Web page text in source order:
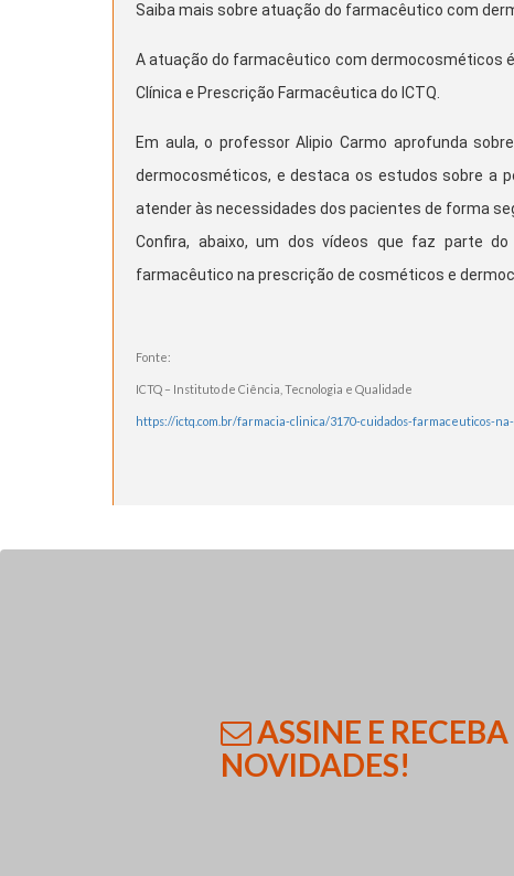
Saiba mais sobre atuação do farmacêutico com
A atuação do farmacêutico com dermocosméticos
Clínica e Prescrição Farmacêutica do ICTQ.
Em aula, o professor Alipio Carmo aprofunda
dermocosméticos, e destaca os estudos sobre a
atender às necessidades dos pacientes de forma
Confira, abaixo, um dos vídeos que faz parte
farmacêutico na prescrição de cosméticos e
Fonte:
ICTQ – Instituto de Ciência, Tecnologia e Qualidade
https://ictq.com.br/farmacia-clinica/3170-cuidados-farmaceuticos-
ASSINE E
NOVIDADES!